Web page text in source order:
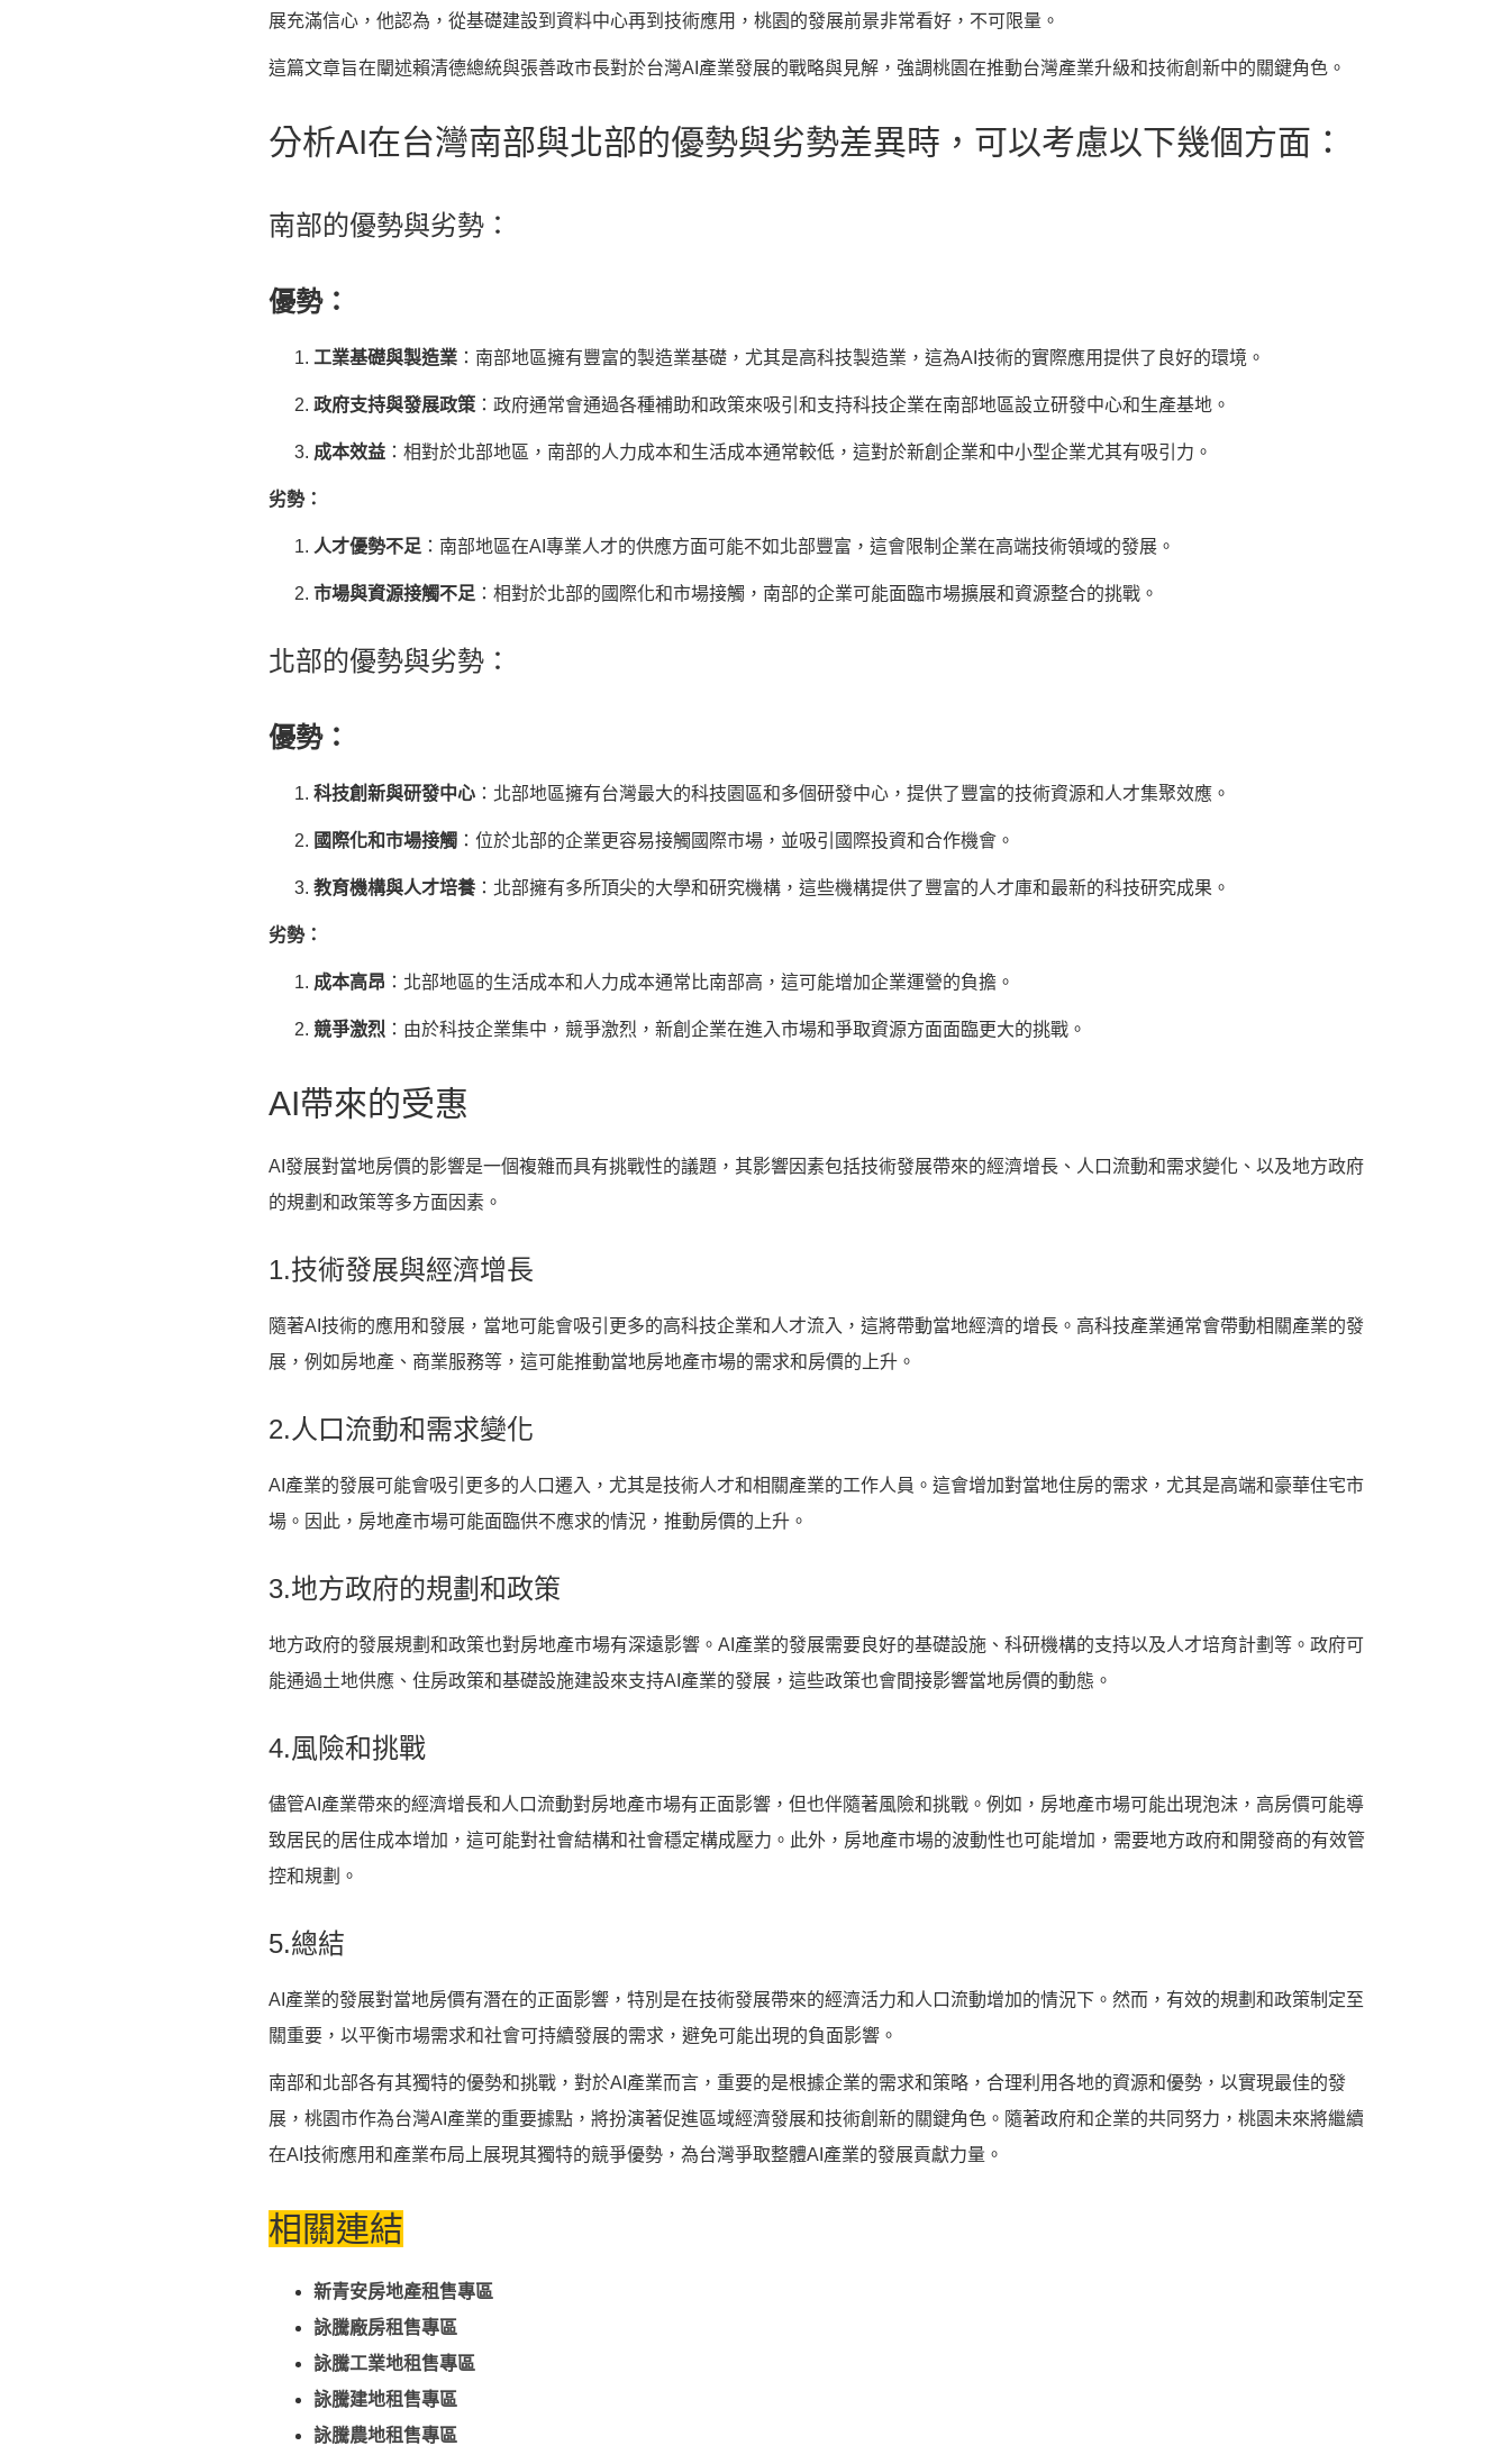
展充滿信心，他認為，從基礎建設到資料中心再到技術應用，桃園的發展前景非常看好，不可限量。
這篇文章旨在闡述賴清德總統與張善政市長對於台灣AI產業發展的戰略與見解，強調桃園在推動台灣產業升級和技術創新中的關鍵角色。
分析AI在台灣南部與北部的優勢與劣勢差異時，可以考慮以下幾個方面：
南部的優勢與劣勢：
優勢：
工業基礎與製造業 ：南部地區擁有豐富的製造業基礎，尤其是高科技製造業，這為AI技術的實際應用提供了良好的環境。
政府支持與發展政策 ：政府通常會通過各種補助和政策來吸引和支持科技企業在南部地區設立研發中心和生產基地。
成本效益 ：相對於北部地區，南部的人力成本和生活成本通常較低，這對於新創企業和中小型企業尤其有吸引力。
劣勢：
人才優勢不足 ：南部地區在AI專業人才的供應方面可能不如北部豐富，這會限制企業在高端技術領域的發展。
市場與資源接觸不足 ：相對於北部的國際化和市場接觸，南部的企業可能面臨市場擴展和資源整合的挑戰。
北部的優勢與劣勢：
優勢：
科技創新與研發中心 ：北部地區擁有台灣最大的科技園區和多個研發中心，提供了豐富的技術資源和人才集聚效應。
國際化和市場接觸 ：位於北部的企業更容易接觸國際市場，並吸引國際投資和合作機會。
教育機構與人才培養 ：北部擁有多所頂尖的大學和研究機構，這些機構提供了豐富的人才庫和最新的科技研究成果。
劣勢：
成本高昂 ：北部地區的生活成本和人力成本通常比南部高，這可能增加企業運營的負擔。
競爭激烈 ：由於科技企業集中，競爭激烈，新創企業在進入市場和爭取資源方面面臨更大的挑戰。
AI帶來的受惠
AI發展對當地房價的影響是一個複雜而具有挑戰性的議題，其影響因素包括技術發展帶來的經濟增長、人口流動和需求變化、以及地方政府
的規劃和政策等多方面因素。
1.技術發展與經濟增長
隨著AI技術的應用和發展，當地可能會吸引更多的高科技企業和人才流入，這將帶動當地經濟的增長。高科技產業通常會帶動相關產業的發
展，例如房地產、商業服務等，這可能推動當地房地產市場的需求和房價的上升。
2.人口流動和需求變化
AI產業的發展可能會吸引更多的人口遷入，尤其是技術人才和相關產業的工作人員。這會增加對當地住房的需求，尤其是高端和豪華住宅市
場。因此，房地產市場可能面臨供不應求的情況，推動房價的上升。
3.地方政府的規劃和政策
地方政府的發展規劃和政策也對房地產市場有深遠影響。AI產業的發展需要良好的基礎設施、科研機構的支持以及人才培育計劃等。政府可
能通過土地供應、住房政策和基礎設施建設來支持AI產業的發展，這些政策也會間接影響當地房價的動態。
4.風險和挑戰
儘管AI產業帶來的經濟增長和人口流動對房地產市場有正面影響，但也伴隨著風險和挑戰。例如，房地產市場可能出現泡沫，高房價可能導
致居民的居住成本增加，這可能對社會結構和社會穩定構成壓力。此外，房地產市場的波動性也可能增加，需要地方政府和開發商的有效管
控和規劃。
5.總結
AI產業的發展對當地房價有潛在的正面影響，特別是在技術發展帶來的經濟活力和人口流動增加的情況下。然而，有效的規劃和政策制定至
關重要，以平衡市場需求和社會可持續發展的需求，避免可能出現的負面影響。
南部和北部各有其獨特的優勢和挑戰，對於AI產業而言，重要的是根據企業的需求和策略，合理利用各地的資源和優勢，以實現最佳的發
展，桃園市作為台灣AI產業的重要據點，將扮演著促進區域經濟發展和技術創新的關鍵角色。隨著政府和企業的共同努力，桃園未來將繼續
在AI技術應用和產業布局上展現其獨特的競爭優勢，為台灣爭取整體AI產業的發展貢獻力量。
相關連結
新青安房地產租售專區
詠騰廠房租售專區
詠騰工業地租售專區
詠騰建地租售專區
詠騰農地租售專區